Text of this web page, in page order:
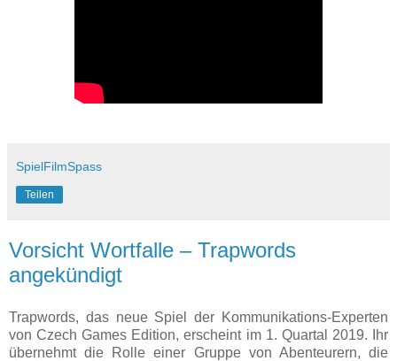
SpielFilmSpass
Teilen
Vorsicht Wortfalle – Trapwords
angekündigt
Trapwords, das neue Spiel der Kommunikations-Experten
von Czech Games Edition, erscheint im 1. Quartal 2019. Ihr
übernehmt die Rolle einer Gruppe von Abenteurern, die